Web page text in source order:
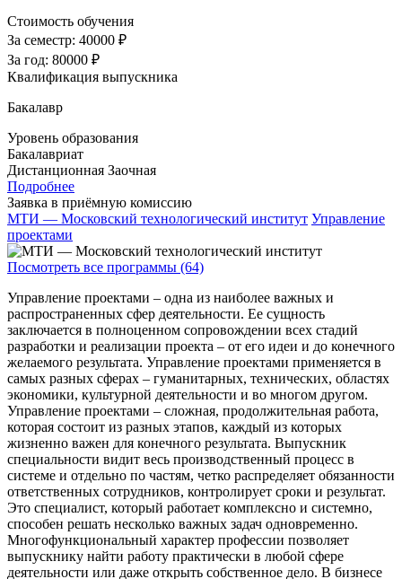
Стоимость обучения
За семестр: 40000 ₽
За год: 80000 ₽
Квалификация выпускника
Бакалавр
Уровень образования
Бакалавриат
Дистанционная Заочная
Подробнее
Заявка в приёмную комиссию
МТИ — Московский технологический институт Управление
проектами
Посмотреть все программы (64)
Управление проектами – одна из наиболее важных и
распространенных сфер деятельности. Ее сущность
заключается в полноценном сопровождении всех стадий
разработки и реализации проекта – от его идеи и до конечного
желаемого результата. Управление проектами применяется в
самых разных сферах – гуманитарных, технических, областях
экономики, культурной деятельности и во многом другом.
Управление проектами – сложная, продолжительная работа,
которая состоит из разных этапов, каждый из которых
жизненно важен для конечного результата. Выпускник
специальности видит весь производственный процесс в
системе и отдельно по частям, четко распределяет обязанности
ответственных сотрудников, контролирует сроки и результат.
Это специалист, который работает комплексно и системно,
способен решать несколько важных задач одновременно.
Многофункциональный характер профессии позволяет
выпускнику найти работу практически в любой сфере
деятельности или даже открыть собственное дело. В бизнесе